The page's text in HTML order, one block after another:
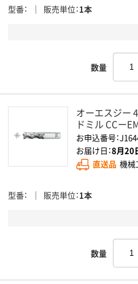
型番 販売単位 1本
数量
オーエスジー
ドミル CCー
お申込番号：
お届け日：8月20
直送品 機械
型番 販売単位 1本
数量